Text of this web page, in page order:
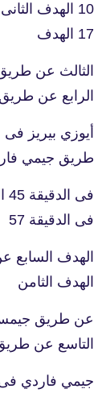
10 الهدف
17 الهدف
الرابع عن طريق
طريق جيمي
فى الدقيقة 57
الهدف الثامن
التاسع عن
جيمي فاردي فى